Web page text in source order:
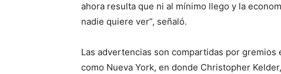
ahora resulta que ni al mínimo llego y la
nadie quiere ver”, señaló.
Las advertencias son compartidas por
como Nueva York, en donde Christopher